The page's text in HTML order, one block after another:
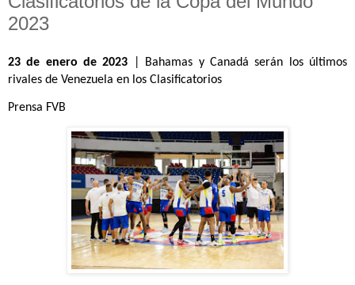
2023
23 de enero de 2023 | Bahamas y Canadá serán los últimos
rivales de Venezuela en los Clasificatorios
Prensa FVB